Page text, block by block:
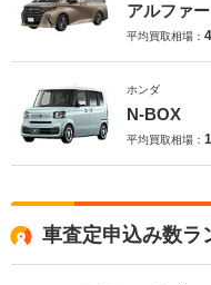
アルファ
平均買取相場：
ホンダ
N-BOX
平均買取相場：
車査定申込み数ラ